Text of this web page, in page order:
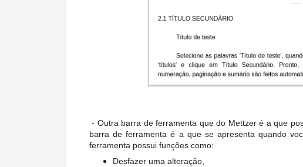
- Outra barra de ferramenta que do Mettzer é a que
barra de ferramenta é a que se apresenta quando
ferramenta possui funções como:
Desfazer uma alteração,